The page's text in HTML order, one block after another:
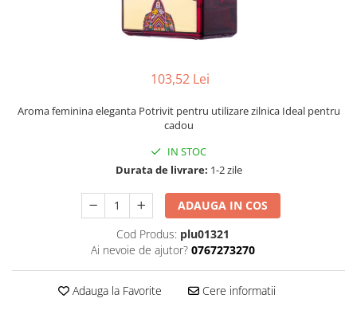
103,52 Lei
Aroma feminina eleganta Potrivit pentru utilizare zilnica Ideal pentru
cadou
IN STOC
Durata de livrare: 1-2 zile
ADAUGA IN COS
Cod Produs: plu01321
Ai nevoie de ajutor? 0767273270
Adauga la Favorite Cere informatii